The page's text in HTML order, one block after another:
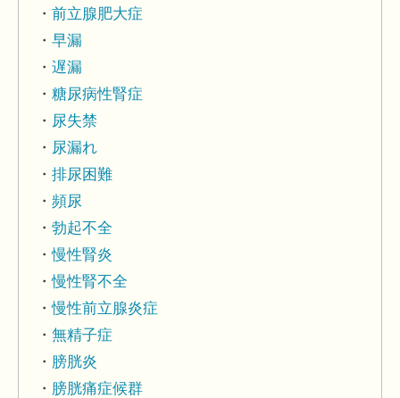
前立腺肥大症
早漏
遅漏
糖尿病性腎症
尿失禁
尿漏れ
排尿困難
頻尿
勃起不全
慢性腎炎
慢性腎不全
慢性前立腺炎症
無精子症
膀胱炎
膀胱痛症候群